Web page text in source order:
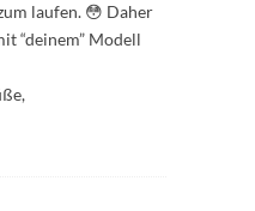
laufen. 😳 Daher
“deinem” Modell